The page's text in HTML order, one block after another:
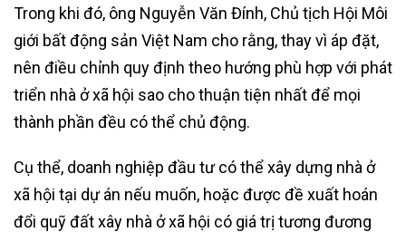
Trong khi đó, ông Nguyễn Văn Đính, Chủ tịch Hội Môi
giới bất động sản Việt Nam cho rằng, thay vì áp đặt,
nên điều chỉnh quy định theo hướng phù hợp với phát
triển nhà ở xã hội sao cho thuận tiện nhất để mọi
thành phần đều có thể chủ động.
Cụ thể, doanh nghiệp đầu tư có thể xây dựng nhà ở
xã hội tại dự án nếu muốn, hoặc được đề xuất hoán
đổi quỹ đất xây nhà ở xã hội có giá trị tương đương